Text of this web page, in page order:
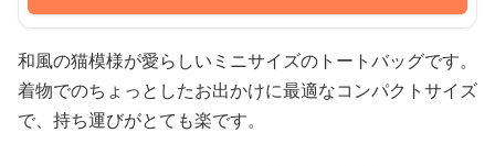
和風の猫模様が愛らしいミニサイズのトートバッグです。
着物でのちょっとしたお出かけに最適なコンパクトサイズ
で、持ち運びがとても楽です。